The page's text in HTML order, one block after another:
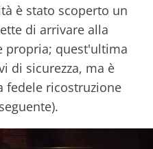
è stato scoperto un
di arrivare alla
propria; quest'ultima
di sicurezza, ma è
fedele ricostruzione